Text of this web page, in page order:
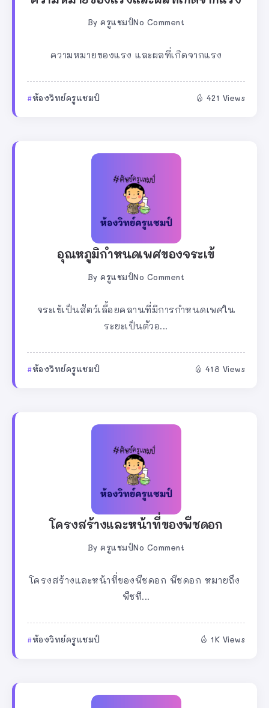
By ครูแชมป์No Comment
ความหมายของแรง และผลที่เกิดจากแรง
ห้องวิทย์ครูแชมป์ 421 Views
อุณหภูมิกำหนดเพศของจระเข้
By ครูแชมป์No Comment
จระเข้เป็นสัตว์เลื้อยคลานที่มีการกำหนดเพศใน
ระยะเป็นตัวอ...
ห้องวิทย์ครูแชมป์ 418 Views
โครงสร้างและหน้าที่ของพืชดอก
By ครูแชมป์No Comment
โครงสร้างและหน้าที่ของพืชดอก พืชดอก หมายถึง
พืชที...
ห้องวิทย์ครูแชมป์ 1K Views